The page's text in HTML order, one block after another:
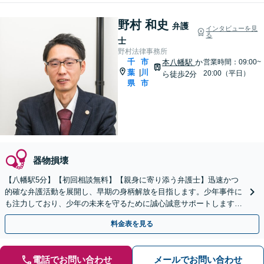
野村 和史 弁護
士
インタビューを見
る
野村法律事務所
千
葉
県
市
川
市
本八幡駅 か
ら徒歩2分
営業時間：09:00~
20:00（平日）
器物損壊
【八幡駅5分】【初回相談無料】【親身に寄り添う弁護士】迅速かつ
的確な弁護活動を展開し、早期の身柄解放を目指します。少年事件に
も注力しており、少年の未来を守るために誠心誠意サポートします。
刑事事件は時間との勝負です。すぐにご連絡ください。
料金表を見る
電話でお問い合わせ メールでお問い合わせ